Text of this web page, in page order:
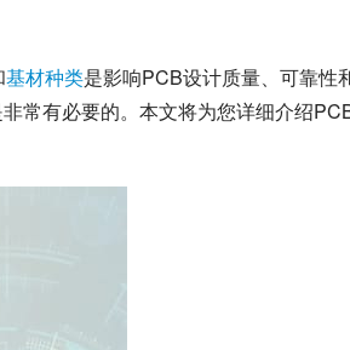
基材种类是影响PCB设计质量、可靠性
常有必要的。本文将为您详细介绍